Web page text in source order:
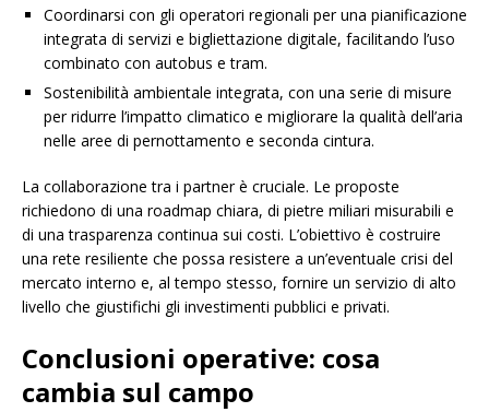
Coordinarsi con gli operatori regionali per una pianificazione
integrata di servizi e bigliettazione digitale, facilitando l’uso
combinato con autobus e tram.
Sostenibilità ambientale integrata, con una serie di misure
per ridurre l’impatto climatico e migliorare la qualità dell’aria
nelle aree di pernottamento e seconda cintura.
La collaborazione tra i partner è cruciale. Le proposte
richiedono di una roadmap chiara, di pietre miliari misurabili e
di una trasparenza continua sui costi. L’obiettivo è costruire
una rete resiliente che possa resistere a un’eventuale crisi del
mercato interno e, al tempo stesso, fornire un servizio di alto
livello che giustifichi gli investimenti pubblici e privati.
Conclusioni operative: cosa
cambia sul campo